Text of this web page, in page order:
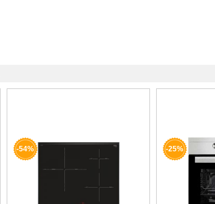
-54% -25%